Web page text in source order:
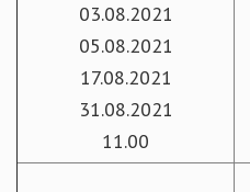
03.08.2021
05.08.2021
17.08.2021
31.08.2021
11.00